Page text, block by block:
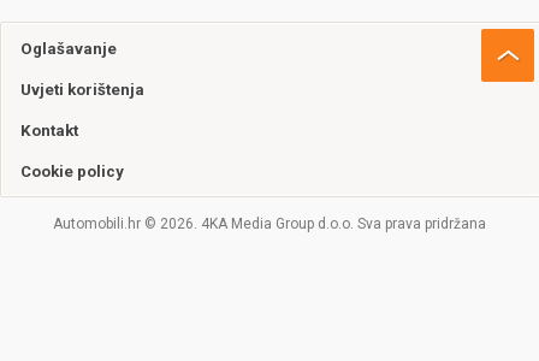
Oglašavanje
Uvjeti korištenja
Kontakt
Cookie policy
Automobili.hr © 2026. 4KA Media Group d.o.o. Sva prava pridržana